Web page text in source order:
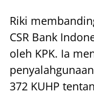
Riki
CSR Bank
oleh KPK. Ia
372 KUHP